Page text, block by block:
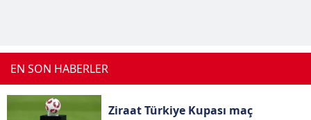
vasıtasıyla belirleyebilirsiniz. Çerezlere ilişkin detaylı bilgi
için Ayarlar butonuna tıklayabilir,
Metnimiziziyaret edebilirsiniz.
EN SON HABERLER
Ziraat Türkiye Kupası maç